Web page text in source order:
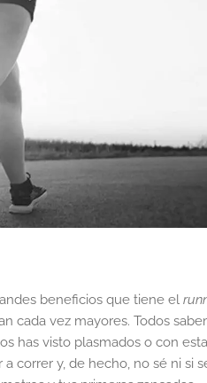
beneficios que tiene el
cada vez mayores. Todos
has visto plasmados o con
correr y, de hecho, no sé ni si